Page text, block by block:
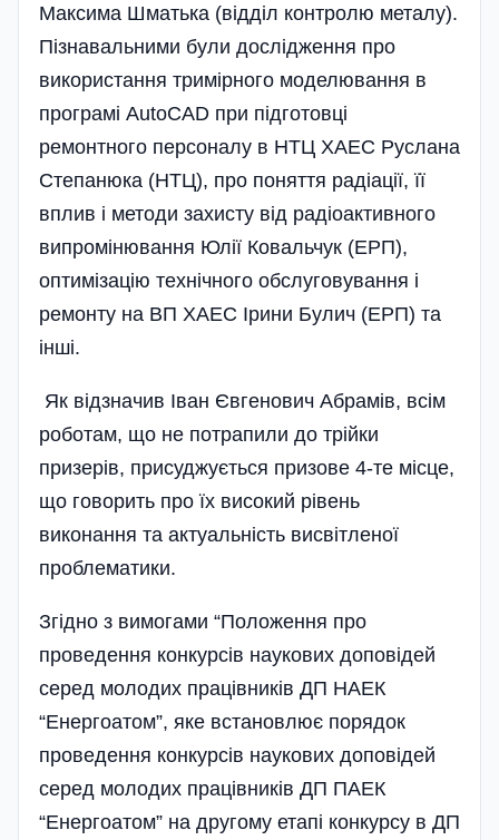
Максима Шматька (відділ контролю металу).
Пізнавальними були дослідження про
використання тримірного моделювання в
програмі AutoCAD при підготовці
ремонтного персоналу в НТЦ ХАЕС Руслана
Степанюка (НТЦ), про поняття радіації, її
вплив і методи захисту від радіоактивного
випромінювання Юлії Ковальчук (ЕРП),
оптимізацію технічного обслуговування і
ремонту на ВП ХАЕС Ірини Булич (ЕРП) та
інші.
Як відзначив Іван Євгенович Абрамів, всім
роботам, що не потрапили до трійки
призерів, присуджується призове 4-те місце,
що говорить про їх високий рівень
виконання та актуальність висвітленої
проблематики.
Згідно з вимогами “Положення про
проведення конкурсiв наукових доповiдей
серед молодих працiвникiв ДП НАЕК
“Енергоатом”, яке встановлює порядок
проведення конкурсiв наукових доповiдей
серед молодих працiвникiв ДП ПАЕК
“Енергоатом” на другому етапі конкурсу в ДП